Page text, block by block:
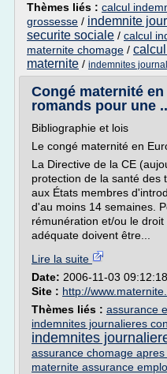
Thèmes liés : calcul
grossesse / indemnite
securite sociale / calcul
maternite chomage /
maternite / indemnites
Congé maternité
romands pour une
Bibliographie et lois
Le congé maternité en
La Directive de la CE
protection de la santé des
aux États membres
d'au moins 14 semaines.
rémunération et/ou le
adéquate doivent être...
Lire la suite
Date: 2006-11-03 09:12:18
Site : http://
Thèmes liés : assurance
indemnites journalieres
indemnites
assurance chomage
maternite assurance